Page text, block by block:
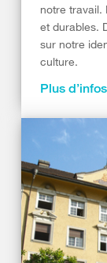
notre travail.
et durables.
sur notre
culture.
Plus